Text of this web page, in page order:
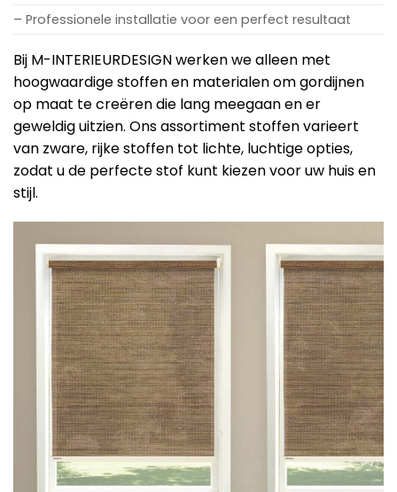
– Professionele installatie voor een perfect resultaat
Bij M-INTERIEURDESIGN werken we alleen met
hoogwaardige stoffen en materialen om gordijnen
op maat te creëren die lang meegaan en er
geweldig uitzien. Ons assortiment stoffen varieert
van zware, rijke stoffen tot lichte, luchtige opties,
zodat u de perfecte stof kunt kiezen voor uw huis en
stijl.